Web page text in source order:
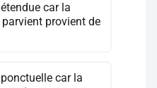
car la
provient de
car la